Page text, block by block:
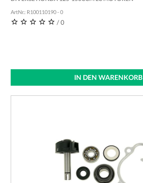
ArtNr.: R100110190 - 0
/ 0
IN DEN WARENKORB